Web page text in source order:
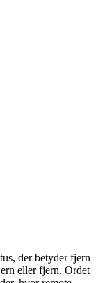
der betyder fjern
eller fjern. Ordet